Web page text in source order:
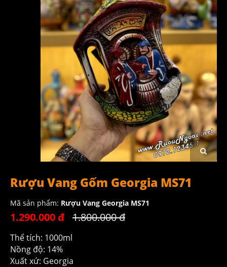
Rượu Vang Gốm Georgia MS71
Mã sản phẩm: Rượu Vang Georgia MS71
1.290.000 đ 1.800.000 đ
Thể tích: 1000ml
Nồng độ: 14%
Xuất xứ: Georgia